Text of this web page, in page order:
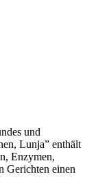
und
Lunja” enthält
Enzymen,
Gerichten einen